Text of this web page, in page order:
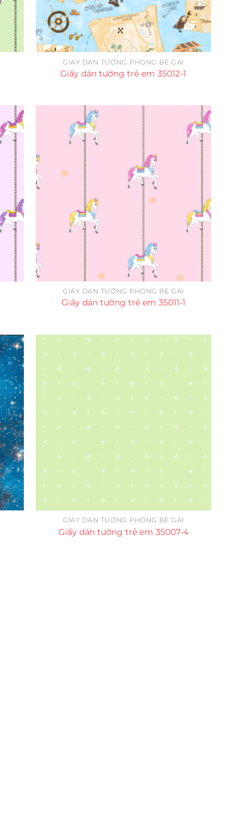
GIẤY DÁN TƯỜNG PHÒNG BÉ GÁI
Giấy dán tường trẻ em 35012-1
GIẤY DÁN TƯỜNG PHÒNG BÉ GÁI
Giấy dán tường trẻ em 35011-1
GIẤY DÁN TƯỜNG PHÒNG BÉ GÁI
Giấy dán tường trẻ em 35007-4